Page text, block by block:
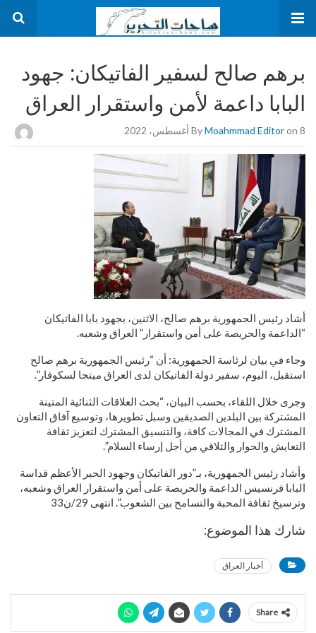
برهم صالح لسفير الفاتيكان: جهود
البابا داعمة لأمن واستقرار العراق
ByMoahmmad Editoron 8 أغسطس، 2022
أشاد رئيس الجمهورية برهم صالح، الاثنين، بجهود بابا الفاتيكان
“الداعمة والحريصة على أمن واستقرار” العراق وشعبه.
وجاء في بيان لرئاسة الجمهورية: أن “رئيس الجمهورية برهم صالح
استقبل، اليوم، سفير دولة الفاتيكان لدى العراق ميتجا لسكوفار”.
وجرى خلال اللقاء، بحسب البيان، “بحث العلاقات الثنائية المتينة
المشتركة بين البلدين الصديقين وسبل تطويرها، وتوسيع آفاق التعاون
المشترك في المجالات كافة، والتنسيق المشترك لتعزيز ثقافة
التعايش والحوار والتلاقي من أجل إرساء السلام”.
وأشاد رئيس الجمهورية، بـ”دور الفاتيكان وجهود الحبر الأعظم قداسة
البابا فرنسيس الداعمة والحريصة على أمن واستقرار العراق وشعبه،
وترسيخ ثقافة المحبة والتسامح بين الشعوب”. انتهى 29/ن33
شارك هذا الموضوع:
أخبار العراق
Share